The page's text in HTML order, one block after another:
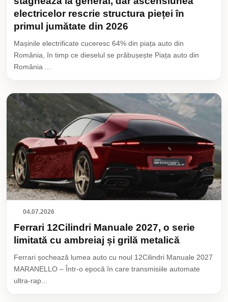
electricelor rescrie structura pieței în
primul jumătate din 2026
Mașinile electrificate cuceresc 64% din piața auto din
România, în timp ce dieselul se prăbușește Piața auto din
România ...
04.07.2026
Ferrari 12Cilindri Manuale 2027, o serie
limitată cu ambreiaj și grilă metalică
Ferrari șochează lumea auto cu noul 12Cilindri Manuale 2027
MARANELLO – Într-o epocă în care transmisiile automate
ultra-rap...